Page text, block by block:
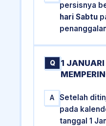
persisnya
hari Sabtu
Q
1
A
Setelah
pada
tanggal 1